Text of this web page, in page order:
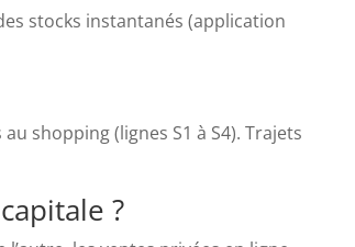
stocks instantanés (application
shopping (lignes S1 à S4). Trajets
?